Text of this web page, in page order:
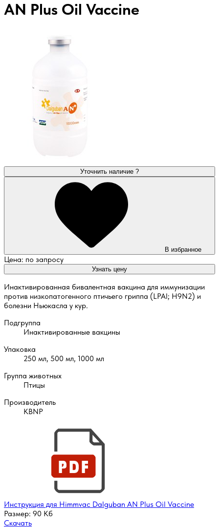
AN Plus Oil Vaccine
Уточнить наличие ?
В избранное
Цена: по запросу
Узнать цену
Инактивированная бивалентная вакцина для иммунизации
против низкопатогенного птичьего гриппа (LPAI; H9N2) и
болезни Ньюкасла у кур.
Подгруппа
Инактивированные вакцины
Упаковка
250 мл, 500 мл, 1000 мл
Группа животных
Птицы
Производитель
KBNP
Инструкция для Himmvac Dalguban AN Plus Oil Vaccine
Размер: 90 Кб
Скачать